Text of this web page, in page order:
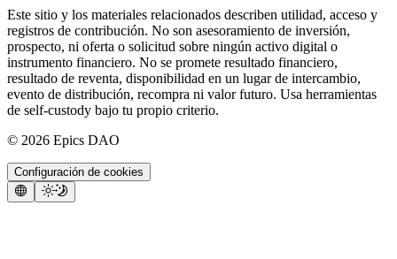
Este sitio y los materiales relacionados describen utilidad, acceso y
registros de contribución. No son asesoramiento de inversión,
prospecto, ni oferta o solicitud sobre ningún activo digital o
instrumento financiero. No se promete resultado financiero,
resultado de reventa, disponibilidad en un lugar de intercambio,
evento de distribución, recompra ni valor futuro. Usa herramientas
de self-custody bajo tu propio criterio.
© 2026 Epics DAO
Configuración de cookies